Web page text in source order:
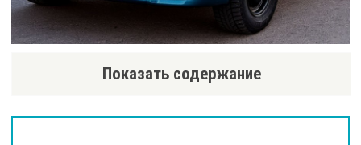
Показать содержание